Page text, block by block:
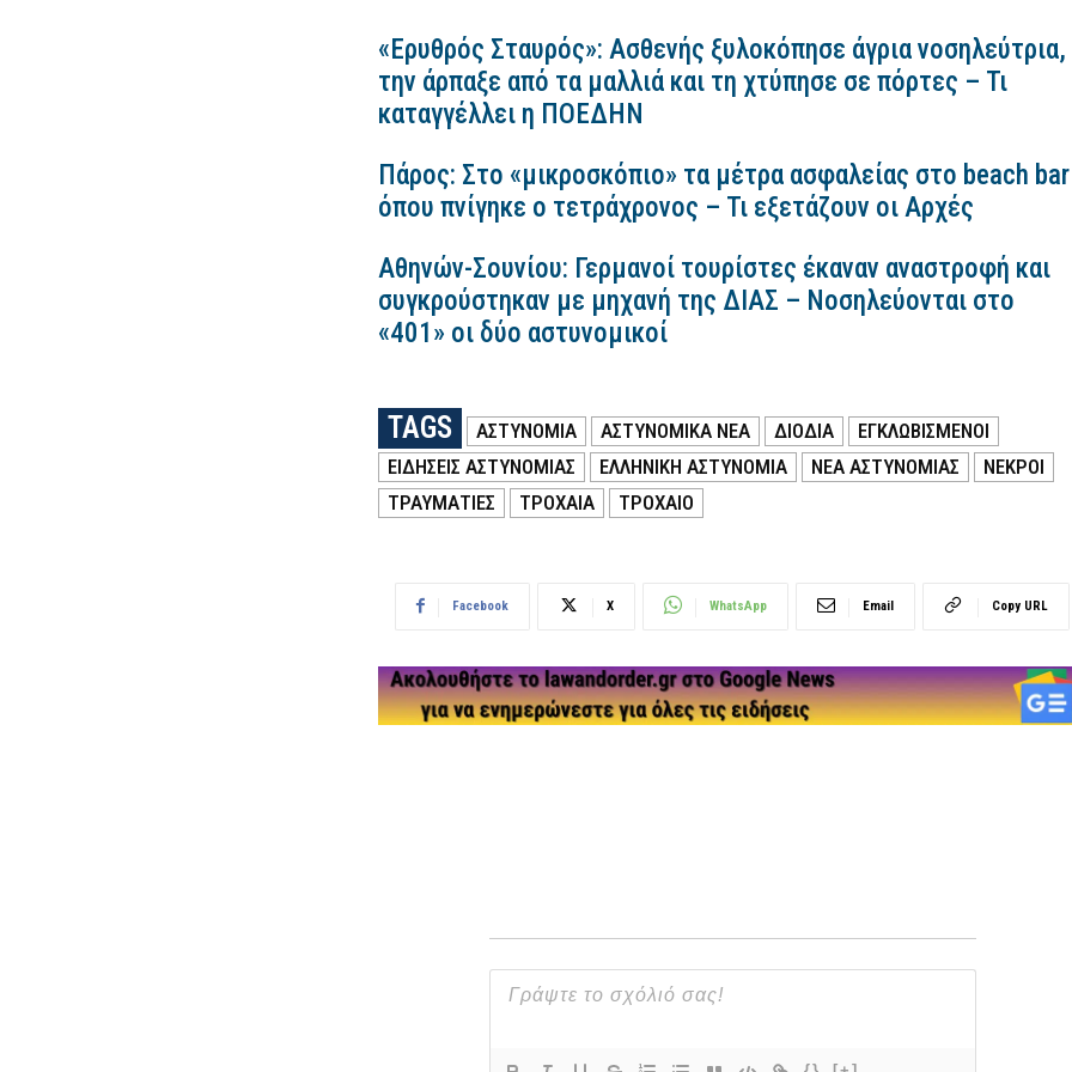
«Ερυθρός Σταυρός»: Ασθενής ξυλοκόπησε άγρια νοσηλεύτρια,
την άρπαξε από τα μαλλιά και τη χτύπησε σε πόρτες – Τι
καταγγέλλει η ΠΟΕΔΗΝ
Πάρος: Στο «μικροσκόπιο» τα μέτρα ασφαλείας στο beach bar
όπου πνίγηκε ο τετράχρονος – Τι εξετάζουν οι Αρχές
Αθηνών-Σουνίου: Γερμανοί τουρίστες έκαναν αναστροφή και
συγκρούστηκαν με μηχανή της ΔΙΑΣ – Νοσηλεύονται στο
«401» οι δύο αστυνομικοί
TAGS ΑΣΤΥΝΟΜΙΑ ΑΣΤΥΝΟΜΙΚΑ ΝΕΑ ΔΙΟΔΙΑ
ΕΓΚΛΩΒΙΣΜΕΝΟΙ
ΕΙΔΗΣΕΙΣ ΑΣΤΥΝΟΜΙΑΣ
ΕΛΛΗΝΙΚΗ ΑΣΤΥΝΟΜΙΑ ΝΕΑ ΑΣΤΥΝΟΜΙΑΣ
ΝΕΚΡΟΙ
ΤΡΑΥΜΑΤΙΕΣ
ΤΡΟΧΑΙΑ ΤΡΟΧΑΙΟ
Facebook X WhatsApp Email Copy URL